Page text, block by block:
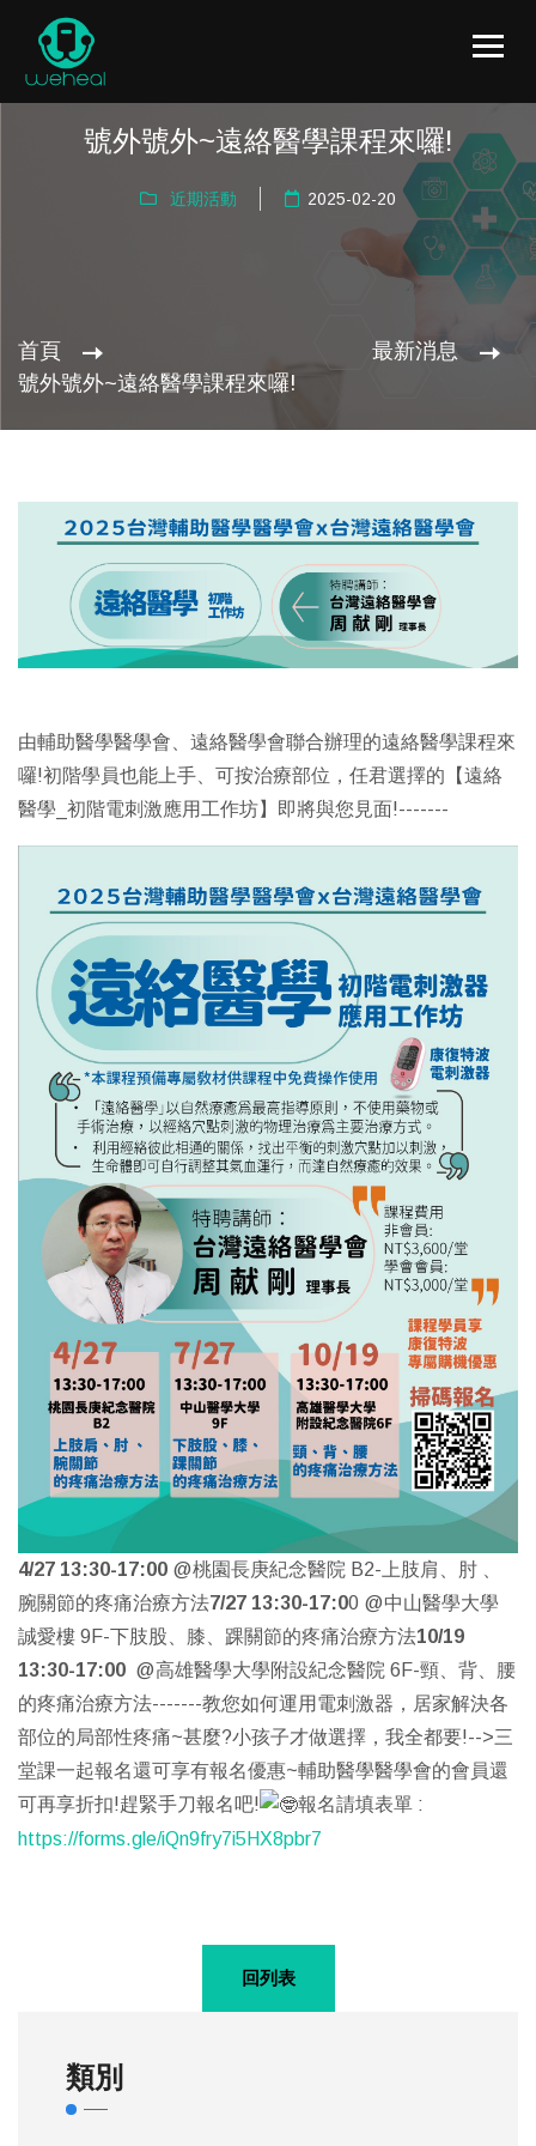
號外號外~遠絡醫學課程來囉!
近期活動 2025-02-20
首頁
最新消息
號外號外~遠絡醫學課程來囉!
由輔助醫學醫學會、遠絡醫學會聯合辦理的遠絡醫學課程來
囉!初階學員也能上手、可按治療部位，任君選擇的【遠絡
醫學_初階電刺激應用工作坊】即將與您見面!-------
4/27 13:30-17:00 @桃園長庚紀念醫院 B2-上肢肩、肘 、
腕關節的疼痛治療方法7/27 13:30-17:00 @中山醫學大學
誠愛樓 9F-下肢股、膝、踝關節的疼痛治療方法10/19
13:30-17:00 @高雄醫學大學附設紀念醫院 6F-頸、背、腰
的疼痛治療方法-------教您如何運用電刺激器，居家解決各
部位的局部性疼痛~甚麼?小孩子才做選擇，我全都要!-->三
堂課一起報名還可享有報名優惠~輔助醫學醫學會的會員還
可再享折扣!趕緊手刀報名吧!
報名請填表單 :
https://forms.gle/iQn9fry7i5HX8pbr7
回列表
類別